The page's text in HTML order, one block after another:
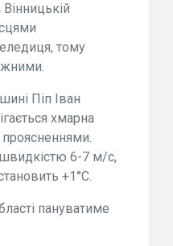
Вінницькій
тому
Піп Іван
хмарна
швидкістю 6-7 м/с,
+1°С.
пануватиме